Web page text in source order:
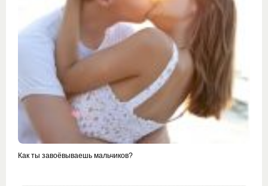
Как ты завоёвываешь мальчиков?